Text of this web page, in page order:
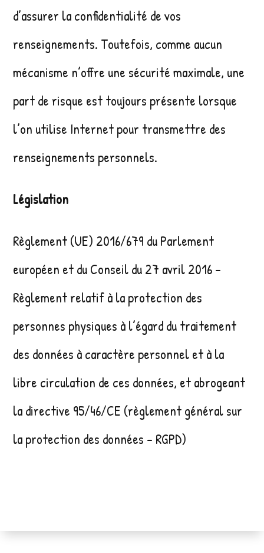
d’assurer la confidentialité de vos
renseignements. Toutefois, comme aucun
mécanisme n’offre une sécurité maximale, une
part de risque est toujours présente lorsque
l’on utilise Internet pour transmettre des
renseignements personnels.
Législation
Règlement (UE) 2016/679 du Parlement
européen et du Conseil du 27 avril 2016 –
Règlement relatif à la protection des
personnes physiques à l’égard du traitement
des données à caractère personnel et à la
libre circulation de ces données, et abrogeant
la directive 95/46/CE (règlement général sur
la protection des données – RGPD)